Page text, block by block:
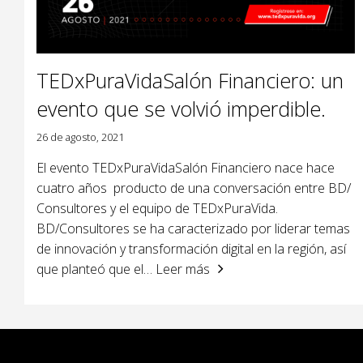
TEDxPuraVidaSalón Financiero: un
evento que se volvió imperdible.
26 de agosto, 2021
El evento TEDxPuraVidaSalón Financiero nace hace
cuatro años producto de una conversación entre BD/
Consultores y el equipo de TEDxPuraVida.
BD/Consultores se ha caracterizado por liderar temas
de innovación y transformación digital en la región, así
que planteó que el… Leer más